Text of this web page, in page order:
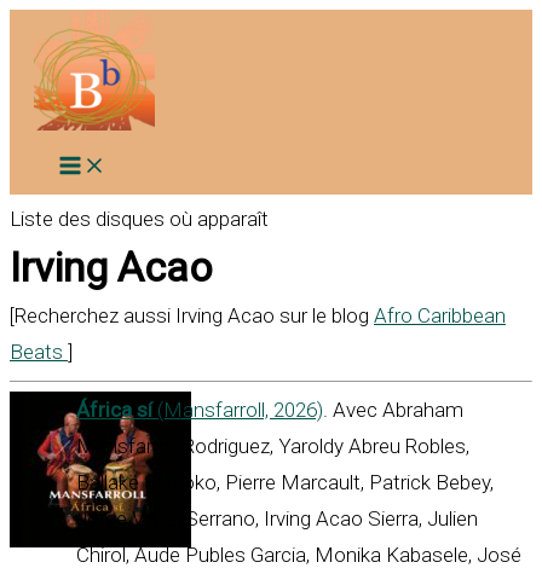
contenu
Liste des disques où apparaît
Irving Acao
[Recherchez aussi Irving Acao sur le blog Afro Caribbean
Beats ]
África sí(Mansfarroll, 2026). Avec Abraham
Mansfarroll Rodriguez, Yaroldy Abreu Robles,
Ballaké Sissoko, Pierre Marcault, Patrick Bebey,
Jorge Vistel Serrano, Irving Acao Sierra, Julien
Chirol, Aude Publes Garcia, Monika Kabasele, José